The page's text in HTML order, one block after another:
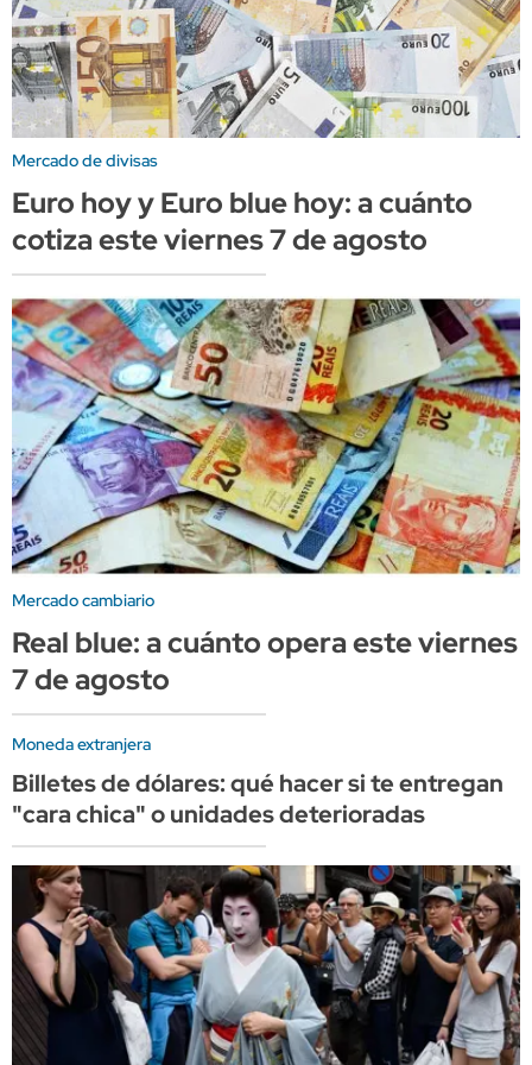
Mercado de divisas
Euro hoy y Euro blue hoy: a cuánto
cotiza este viernes 7 de agosto
Mercado cambiario
Real blue: a cuánto opera este viernes
7 de agosto
Moneda extranjera
Billetes de dólares: qué hacer si te entregan
"cara chica" o unidades deterioradas